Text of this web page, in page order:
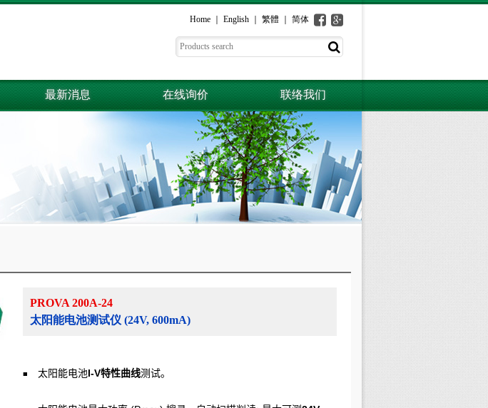
Home English 繁體 简体
最新消息 在线询价 联络我们
PROVA 200A-24
太阳能电池测试仪 (24V, 600mA)
■ 太阳能电池I-V特性曲线测试。